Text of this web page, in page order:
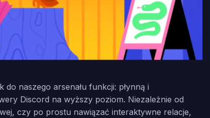
naszego arsenału funkcji: płynną i
Discord na wyższy poziom. Niezależnie od
czy po prostu nawiązać interaktywne relacje,